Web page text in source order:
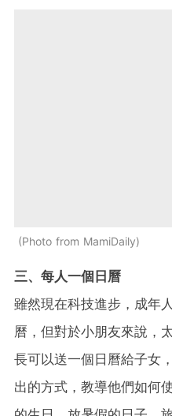
Photo from MamiDaily
三、每人一個日曆
雖然現在科技進步，成年
曆，但對於小朋友來說，
長可以送一個日曆給子女
出的方式，教導他們如何